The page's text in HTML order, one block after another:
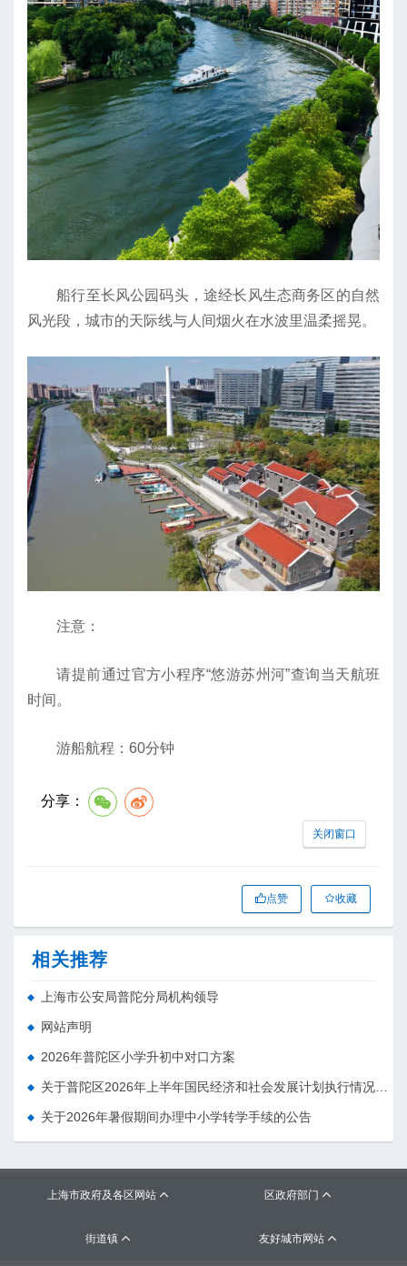
船行至长风公园码头，途经长风生态商务区的自然
风光段，城市的天际线与人间烟火在水波里温柔摇晃。
注意：
请提前通过官方小程序“悠游苏州河”查询当天航班
时间。
游船航程：60分钟
分享：
关闭窗口
点赞 收藏
相关推荐
上海市公安局普陀分局机构领导
网站声明
2026年普陀区小学升初中对口方案
关于2026年暑假期间办理中小学转学手续的公告
上海市政府及各区网站  区政府部门 
街道镇  友好城市网站 